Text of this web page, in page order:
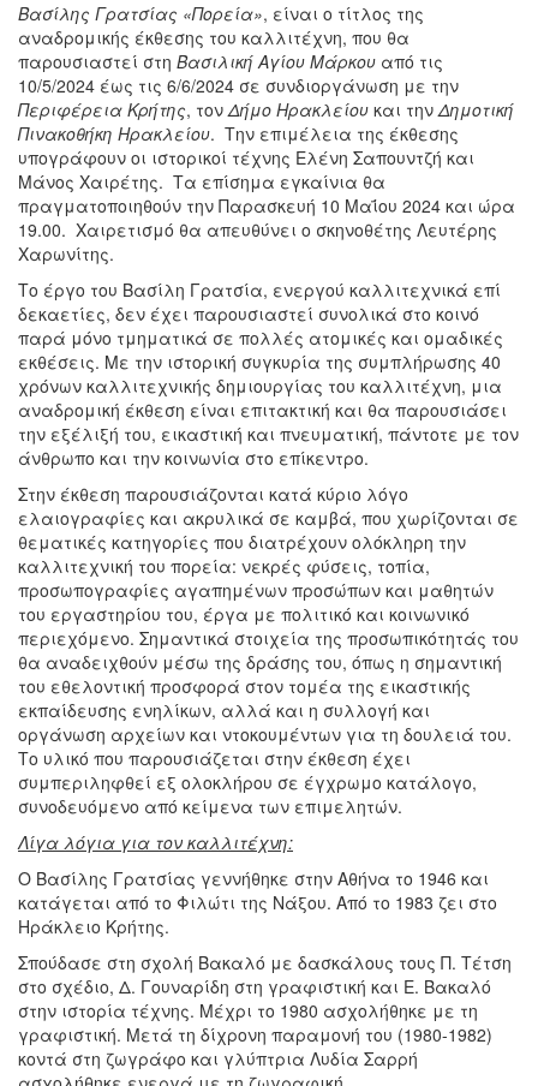
Βασίλης Γρατσίας «Πορεία», είναι ο τίτλος της
αναδρομικής έκθεσης του καλλιτέχνη, που θα
παρουσιαστεί στη Βασιλική Αγίου Μάρκου από τις
10/5/2024 έως τις 6/6/2024 σε συνδιοργάνωση με την
Περιφέρεια Κρήτης, τονΔήμο Ηρακλείου και τηνΔημοτική
Πινακοθήκη Ηρακλείου. Την επιμέλεια της έκθεσης
υπογράφουν οι ιστορικοί τέχνης Ελένη Σαπουντζή και
Μάνος Χαιρέτης. Τα επίσημα εγκαίνια θα
πραγματοποιηθούν την Παρασκευή 10 Μαΐου 2024 και ώρα
19.00. Χαιρετισμό θα απευθύνει ο σκηνοθέτης Λευτέρης
Χαρωνίτης.
Το έργο του Βασίλη Γρατσία, ενεργού καλλιτεχνικά επί
δεκαετίες, δεν έχει παρουσιαστεί συνολικά στο κοινό
παρά μόνο τμηματικά σε πολλές ατομικές και ομαδικές
εκθέσεις. Με την ιστορική συγκυρία της συμπλήρωσης 40
χρόνων καλλιτεχνικής δημιουργίας του καλλιτέχνη, μια
αναδρομική έκθεση είναι επιτακτική και θα παρουσιάσει
την εξέλιξή του, εικαστική και πνευματική, πάντοτε με τον
άνθρωπο και την κοινωνία στο επίκεντρο.
Στην έκθεση παρουσιάζονται κατά κύριο λόγο
ελαιογραφίες και ακρυλικά σε καμβά, που χωρίζονται σε
θεματικές κατηγορίες που διατρέχουν ολόκληρη την
καλλιτεχνική του πορεία: νεκρές φύσεις, τοπία,
προσωπογραφίες αγαπημένων προσώπων και μαθητών
του εργαστηρίου του, έργα με πολιτικό και κοινωνικό
περιεχόμενο. Σημαντικά στοιχεία της προσωπικότητάς του
θα αναδειχθούν μέσω της δράσης του, όπως η σημαντική
του εθελοντική προσφορά στον τομέα της εικαστικής
εκπαίδευσης ενηλίκων, αλλά και η συλλογή και
οργάνωση αρχείων και ντοκουμέντων για τη δουλειά του.
Το υλικό που παρουσιάζεται στην έκθεση έχει
συμπεριληφθεί εξ ολοκλήρου σε έγχρωμο κατάλογο,
συνοδευόμενο από κείμενα των επιμελητών.
Λίγα λόγια για τον καλλιτέχνη:
Ο Βασίλης Γρατσίας γεννήθηκε στην Αθήνα το 1946 και
κατάγεται από το Φιλώτι της Νάξου. Από το 1983 ζει στο
Ηράκλειο Κρήτης.
Σπούδασε στη σχολή Βακαλό με δασκάλους τους Π. Τέτση
στο σχέδιο, Δ. Γουναρίδη στη γραφιστική και Ε. Βακαλό
στην ιστορία τέχνης. Μέχρι το 1980 ασχολήθηκε με τη
γραφιστική. Μετά τη δίχρονη παραμονή του (1980-1982)
κοντά στη ζωγράφο και γλύπτρια Λυδία Σαρρή